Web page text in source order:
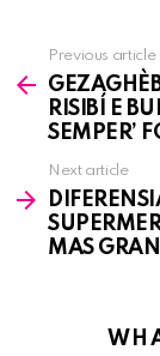
more
Previous article
RISIBÍ E
SEMPER’
Next article
MAS